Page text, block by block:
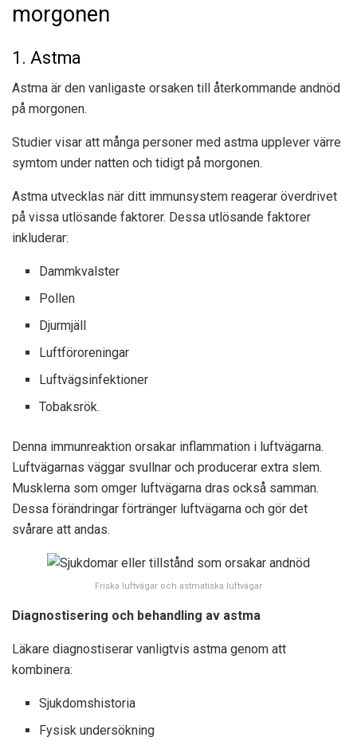
morgonen
1. Astma
Astma är den vanligaste orsaken till återkommande andnöd
på morgonen.
Studier visar att många personer med astma upplever värre
symtom under natten och tidigt på morgonen.
Astma utvecklas när ditt immunsystem reagerar överdrivet
på vissa utlösande faktorer. Dessa utlösande faktorer
inkluderar:
Dammkvalster
Pollen
Djurmjäll
Luftföroreningar
Luftvägsinfektioner
Tobaksrök.
Denna immunreaktion orsakar inflammation i luftvägarna.
Luftvägarnas väggar svullnar och producerar extra slem.
Musklerna som omger luftvägarna dras också samman.
Dessa förändringar förtränger luftvägarna och gör det
svårare att andas.
Friska luftvägar och astmatiska luftvägar
Diagnostisering och behandling av astma
Läkare diagnostiserar vanligtvis astma genom att
kombinera:
Sjukdomshistoria
Fysisk undersökning